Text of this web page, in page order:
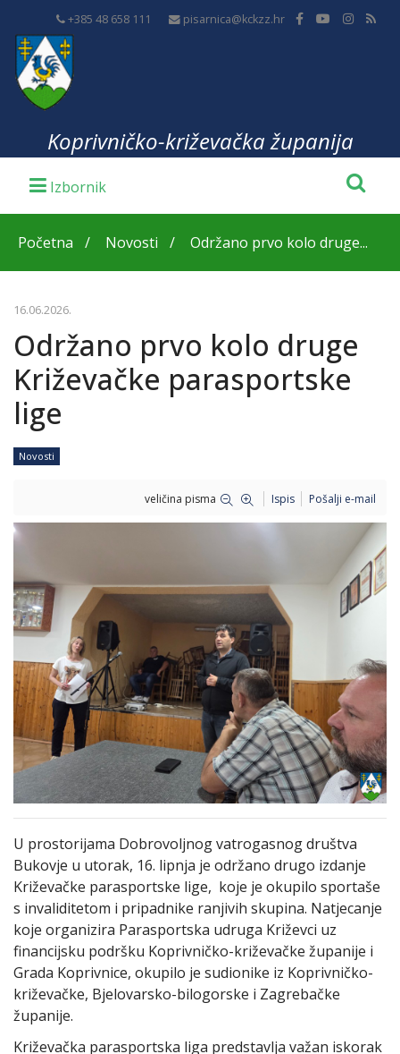
+385 48 658 111 pisarnica@kckzz.hr
Koprivničko-križevačka županija
Početna Novosti Održano prvo kolo druge...
16.06.2026.
Održano prvo kolo druge
Križevačke parasportske
lige
Novosti
veličina pisma Ispis Pošalji e-mail
U prostorijama Dobrovoljnog vatrogasnog društva
Bukovje u utorak, 16. lipnja je održano drugo izdanje
Križevačke parasportske lige, koje je okupilo sportaše
s invaliditetom i pripadnike ranjivih skupina. Natjecanje
koje organizira Parasportska udruga Križevci uz
financijsku podršku Koprivničko-križevačke županije i
Grada Koprivnice, okupilo je sudionike iz Koprivničko-
križevačke, Bjelovarsko-bilogorske i Zagrebačke
županije.
Križevačka parasportska liga predstavlja važan iskorak